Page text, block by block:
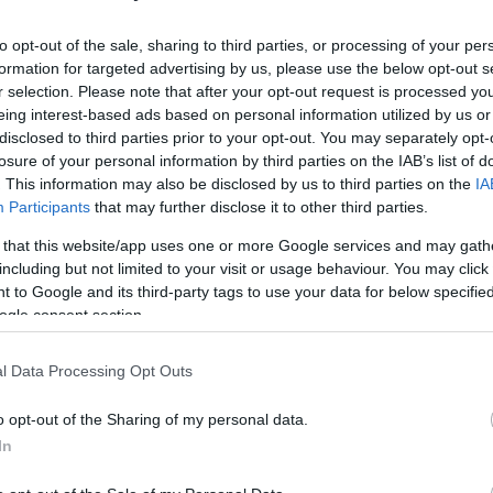
opt-out of the sale, sharing to third parties, or processing of your
for targeted advertising by us, please use the below opt-out
selection. Please note that after your opt-out request is processed
interest-based ads based on personal information utilized by us
to third parties prior to your opt-out. You may separately
of your personal information by third parties on the IAB’s list of
This information may also be disclosed by us to third parties on the
Participants that may further disclose it to other third parties.
that this website/app uses one or more Google services and may
but not limited to your visit or usage behaviour. You may
to Google and its third-party tags to use your data for below
consent section.
Data Processing Opt Outs
opt-out of the Sharing of my personal data.
al-Okejdi, az SZSZH parancsnoka közölte, hogy
1500 felkelő bejutott Aleppóba, s a déli és a
védelmére készül fel a már ott tartózkodó mintegy
együtt. A fegyveres lázadók ellenőrzés alatt tartják a
vezető főútvonalat is.
szerint a hadsereg csütörtök este a lázadók
negyedet támadta. Helikopterek köröztek a
és gyermekek - tömegesen menekültek, a
furgonokkal. Az ellentámadásra készülő,
géppuskákkal, rakétákkal és házi készítésű
lázadók kisebb támadásokat indítottak
független napilap döntő ütközetnek nevezte a
amelynek kimenetele meghatározza a
Az al-Vatan értesülései szerint török tisztek
zsoldos tartózkodik Aleppóban. A többségük
azzal vádolta a török kormányt, hogy darabokra
a
Nem is
AZ